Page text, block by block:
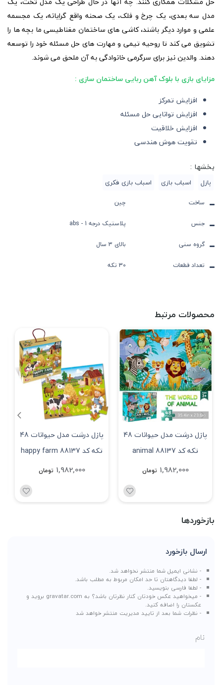
مدل سه بعدی، یک چرخ و فلک، یک صحنه واقع گرایانه، یک مجسمه
علمی و موارد دیگر باشند، کاشی های ساختمان مغناطیسی ما بچه ها را
تشویق می کند تا روحیه تیمی و مهارت های حل مسئله خود را توسعه
دهند. والدین نیز برای سرگرمی خانوادگی به آن ملحق می شوند.
مزایای بازی با بلوک آهن ربایی ساختمان سازی :
افزایش تمرکز
افزایش توانایی حل مسئله
افزایش خلاقیت
تقویت هوش هندسی
بخشها :
پازل اسباب بازی اسباب بازی فکری
ساخت
چین
جنس
پلاستیک درجه 1 - abs
گروه سنی
بالای 3 سال
تعداد قطعات
30 تکه
محصولات مرتبط
پازل درشت مدل حیوانات 48
تکه کد 88137 animal
1,982,000 تومان
پازل درشت مدل حیوانات 48
تکه کد 88137 happy farm
1,982,000 تومان
بازخوردها
ارسال بازخورد
- نشانی ایمیل شما منتشر نخواهد شد.
- لطفا دیدگاهتان تا حد امکان مربوط به مطلب باشد.
- لطفا فارسی بنویسید.
- میخواهید عکس خودتان کنار نظرتان باشد؟ به gravatar.com بروید و
عکستان را اضافه کنید.
- نظرات شما بعد از تایید مدیریت منتشر خواهد شد
نام